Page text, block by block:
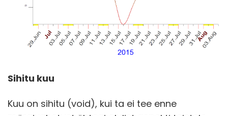
Sihitu kuu
Kuu on sihitu (void), kui ta ei tee enne